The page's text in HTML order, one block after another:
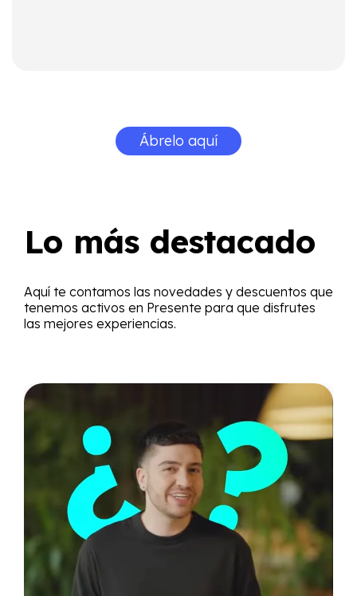
Ábrelo aquí
Lo más destacado
Aquí te contamos las novedades y descuentos que
tenemos activos en Presente para que disfrutes
las mejores experiencias.